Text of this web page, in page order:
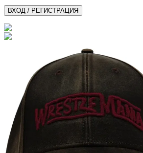
ВХОД / РЕГИСТРАЦИЯ